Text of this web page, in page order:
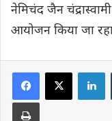
नेमिचंद जैन
आयोजन किया जा
Print